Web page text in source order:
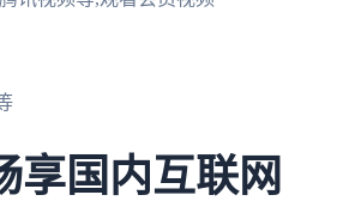
享国内互联网